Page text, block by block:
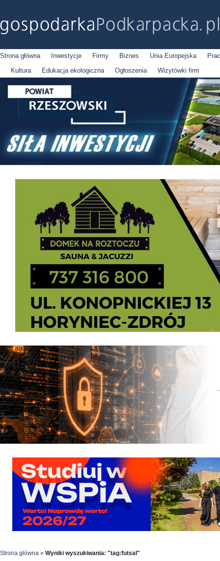
Strona główna Inwestycje Firmy Biznes Unia Europejska
Kultura
Edukacja ekologiczna Ogłoszenia Wizytówki firm
Strona główna » Wyniki wyszukiwania: "tag:futsal"